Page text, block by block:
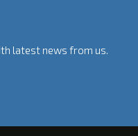
latest news from us.